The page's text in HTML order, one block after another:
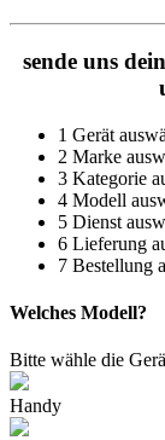
sende uns
1 Gerät
2 Marke
3 Kategorie
4 Modell
5 Dienst
6 Lieferung
7 Bestellung
Welches Modell?
Bitte wähle die
Handy